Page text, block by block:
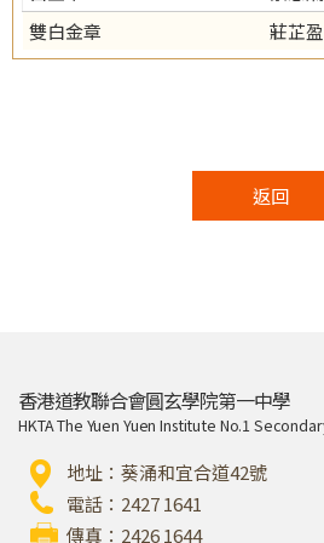
雙白金章
莊芷盈
返回
香港道教聯合會圓玄學院第一中學
HKTA The Yuen Yuen Institute No.1
地址：葵涌和宜合道42號
電話：2427 1641
傳真：2426 1644